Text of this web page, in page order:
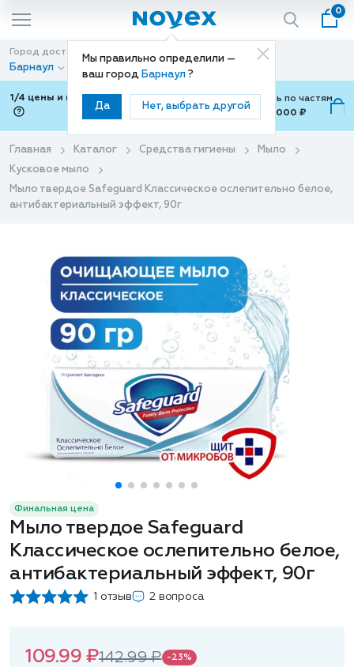
Мы правильно определили —
ваш город Барнаул ?
Да Нет, выбрать другой
0
Город доставки
Барнаул
Способ доставки
Доставка
1/4 цены и покупки ваши с Подели
Можно оплатить по частям
от 700 ₽ до 15,000 ₽
Главная Каталог Средства гигиены
Мыло
Кусковое мыло
Мыло твердое Safeguard Классическое ослепительно белое,
антибактериальный эффект, 90г
Финальная цена
Мыло твердое Safeguard
Классическое ослепительно белое,
антибактериальный эффект, 90г
1 отзыв 2 вопроса
109.99 ₽142.99 ₽ -23%